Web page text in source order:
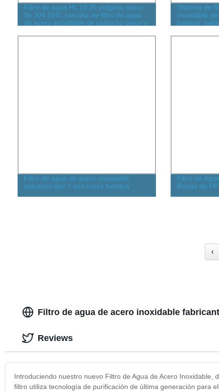
Filtro de agua HL 10 20 pulgada micro
Ss 304 316L carcasa de filtro de agua
de acero inoxidable de cartucho único y
industrial químico
Sistema de
inoxidable
bodega,
Filtro de agua de acero inoxidable
industrial tipo Y con rosca hembra
Filtro de
Bolsas de
‹
Filtro de agua de acero inoxidable
Introduciendo nuestro nuevo Filtro de Agua de Acero
filtro utiliza tecnología de purificación de última generación para
Reviews